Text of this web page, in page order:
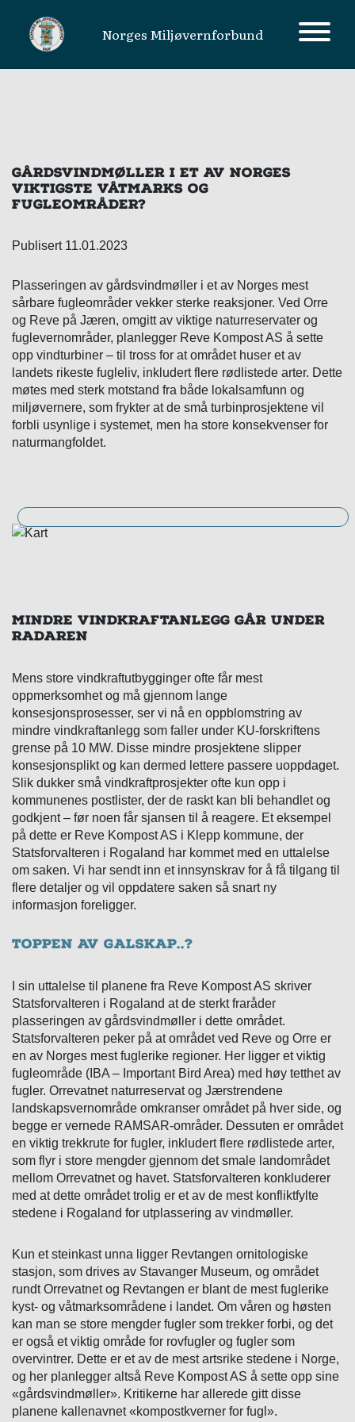
MAIN NAVIGATIONNorges Miljøvernforbund
GÅRDSVINDMØLLER I ET AV NORGES
VIKTIGSTE VÅTMARKS OG
FUGLEOMRÅDER?
Publisert 11.01.2023
Plasseringen av gårdsvindmøller i et av Norges mest
sårbare fugleområder vekker sterke reaksjoner. Ved Orre
og Reve på Jæren, omgitt av viktige naturreservater og
fuglevernområder, planlegger Reve Kompost AS å sette
opp vindturbiner – til tross for at området huser et av
landets rikeste fugleliv, inkludert flere rødlistede arter. Dette
møtes med sterk motstand fra både lokalsamfunn og
miljøvernere, som frykter at de små turbinprosjektene vil
forbli usynlige i systemet, men ha store konsekvenser for
naturmangfoldet.
MINDRE VINDKRAFTANLEGG GÅR UNDER
RADAREN
Mens store vindkraftutbygginger ofte får mest
oppmerksomhet og må gjennom lange
konsesjonsprosesser, ser vi nå en oppblomstring av
mindre vindkraftanlegg som faller under KU-forskriftens
grense på 10 MW. Disse mindre prosjektene slipper
konsesjonsplikt og kan dermed lettere passere uoppdaget.
Slik dukker små vindkraftprosjekter ofte kun opp i
kommunenes postlister, der de raskt kan bli behandlet og
godkjent – før noen får sjansen til å reagere. Et eksempel
på dette er Reve Kompost AS i Klepp kommune, der
Statsforvalteren i Rogaland har kommet med en uttalelse
om saken. Vi har sendt inn et innsynskrav for å få tilgang til
flere detaljer og vil oppdatere saken så snart ny
informasjon foreligger.
Toppen av galskap..?
I sin uttalelse til planene fra Reve Kompost AS skriver
Statsforvalteren i Rogaland at de sterkt fraråder
plasseringen av gårdsvindmøller i dette området.
Statsforvalteren peker på at området ved Reve og Orre er
en av Norges mest fuglerike regioner. Her ligger et viktig
fugleområde (IBA – Important Bird Area) med høy tetthet av
fugler. Orrevatnet naturreservat og Jærstrendene
landskapsvernområde omkranser området på hver side, og
begge er vernede RAMSAR-områder. Dessuten er området
en viktig trekkrute for fugler, inkludert flere rødlistede arter,
som flyr i store mengder gjennom det smale landområdet
mellom Orrevatnet og havet. Statsforvalteren konkluderer
med at dette området trolig er et av de mest konfliktfylte
stedene i Rogaland for utplassering av vindmøller.
Kun et steinkast unna ligger Revtangen ornitologiske
stasjon, som drives av Stavanger Museum, og området
rundt Orrevatnet og Revtangen er blant de mest fuglerike
kyst- og våtmarksområdene i landet. Om våren og høsten
kan man se store mengder fugler som trekker forbi, og det
er også et viktig område for rovfugler og fugler som
overvintrer. Dette er et av de mest artsrike stedene i Norge,
og her planlegger altså Reve Kompost AS å sette opp sine
«gårdsvindmøller». Kritikerne har allerede gitt disse
planene kallenavnet «kompostkverner for fugl».